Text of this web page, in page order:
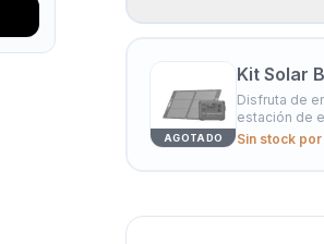
AGOTADO
Kit Solar
Disfruta de
estación de
mantener
Sin stock